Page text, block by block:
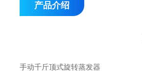
产品介绍
手动千斤顶式旋转蒸发器